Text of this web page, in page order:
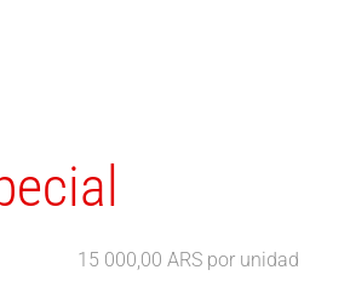
15 000,00 ARS por unidad